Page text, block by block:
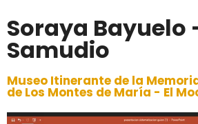
Soraya Bayuelo
Samudio
Museo Itinerante de la
de Los Montes de María - El